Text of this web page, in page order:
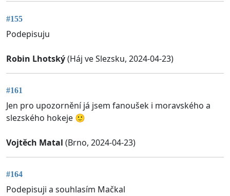
#155
Podepisuju
Robin Lhotský(Háj ve Slezsku, 2024-04-23)
#161
Jen pro upozornění já jsem fanoušek i moravského a
slezského hokeje 🙂
Vojtěch Matal (Brno, 2024-04-23)
#164
Podepisuji a souhlasím Mačkal